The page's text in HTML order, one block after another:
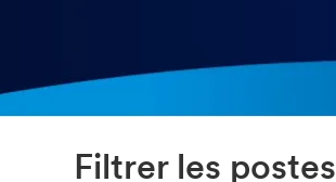
Filtrer les postes